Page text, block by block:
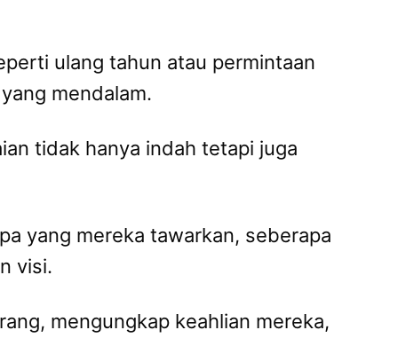
ulang tahun atau permintaan
mendalam.
tidak hanya indah tetapi juga
yang mereka tawarkan, seberapa
visi.
mengungkap keahlian mereka,